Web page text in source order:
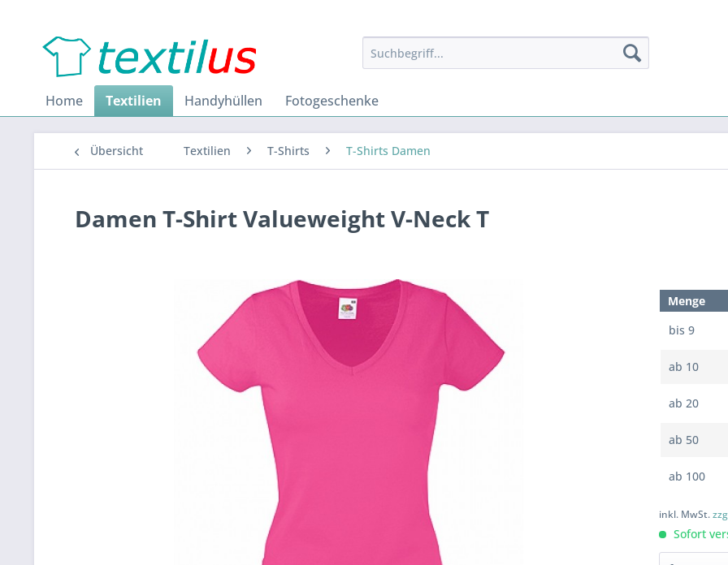
Home Textilien Handyhüllen Fotogeschenke
Übersicht Textilien T-Shirts T-Shirts Damen
Damen T-Shirt Valueweight V-Neck T
Menge
bis9
ab 10
ab20
ab 50
ab 100
inkl. MwSt.
Sofort